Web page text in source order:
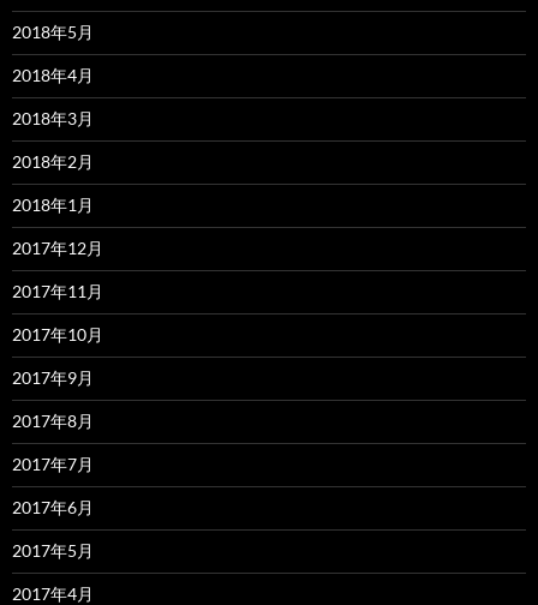
2018年5月
2018年4月
2018年3月
2018年2月
2018年1月
2017年12月
2017年11月
2017年10月
2017年9月
2017年8月
2017年7月
2017年6月
2017年5月
2017年4月